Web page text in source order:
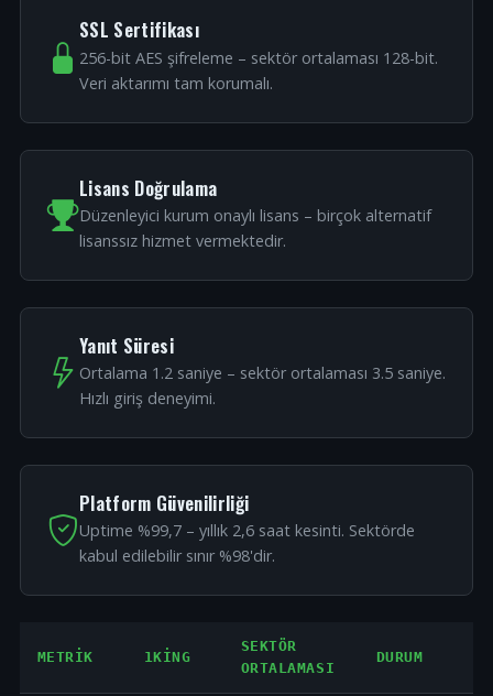
SSL Sertifikası
256-bit AES şifreleme – sektör ortalaması 128-bit.
Veri aktarımı tam korumalı.
Lisans Doğrulama
Düzenleyici kurum onaylı lisans – birçok alternatif
lisanssız hizmet vermektedir.
Yanıt Süresi
Ortalama 1.2 saniye – sektör ortalaması 3.5 saniye.
Hızlı giriş deneyimi.
Platform Güvenilirliği
Uptime %99,7 – yıllık 2,6 saat kesinti. Sektörde
kabul edilebilir sınır %98'dir.
METRIK 1KING
SEKTÖR
ORTALAMASI
DURUM